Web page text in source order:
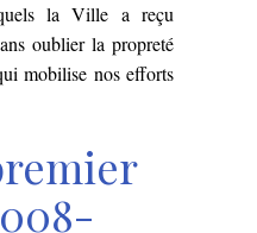
la Ville a reçu
oublier la propreté
mobilise nos efforts